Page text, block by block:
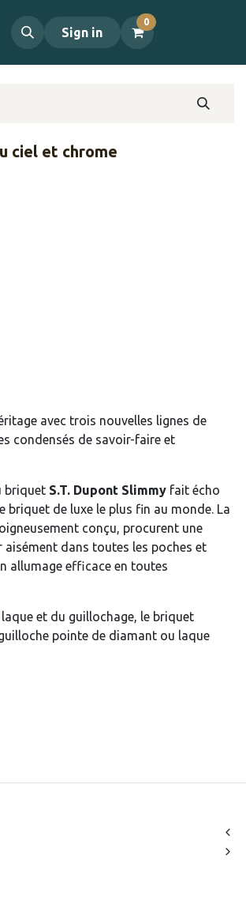
Sign in
0
ciel et chrome
avec trois nouvelles lignes de
condensés de savoir-faire et
briquet S.T. Dupont Slimmy fait écho
briquet de luxe le plus fin au monde. La
conçu, procurent une
dans toutes les poches et
allumage efficace en toutes
et du guillochage, le briquet
pointe de diamant ou laque